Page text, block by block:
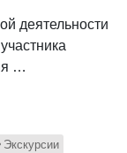
деятельности
…
Экскурсии